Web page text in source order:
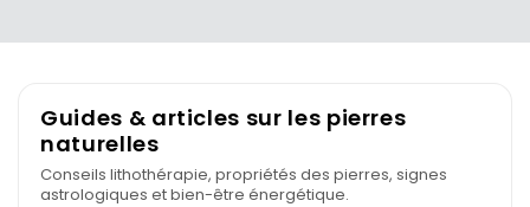
Guides & articles sur les pierres
naturelles
Conseils lithothérapie, propriétés des pierres, signes
astrologiques et bien-être énergétique.